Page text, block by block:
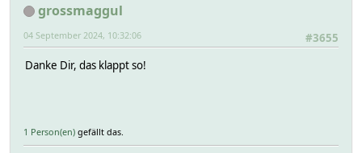
grossmaggul
#3655
04 September 2024, 10:32:06
Danke Dir, das klappt so!
1 Person(en) gefällt das.